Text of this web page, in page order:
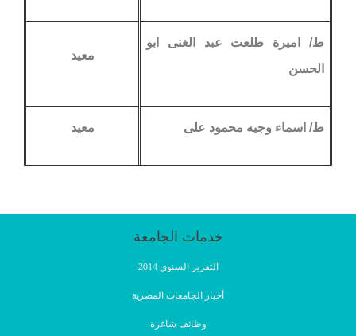
ط/ اميرة طلعت عبد الغنى ابو
الحسن
معيد
ط/ اسماء وجيه محمود على معيد
خدمات الجامعة
التقرير السنوي 2014
أخبار الجامعات المصرية
وظائف شاغرة